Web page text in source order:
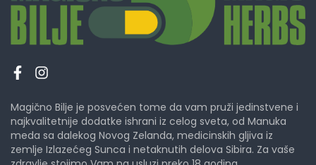
Magično Bilje je posvećen tome da vam pruži jedinstvene i
najkvalitetnije dodatke ishrani iz celog sveta, od Manuka
meda sa dalekog Novog Zelanda, medicinskih gljiva iz
zemlje Izlazećeg Sunca i netaknutih delova Sibira. Za vaše